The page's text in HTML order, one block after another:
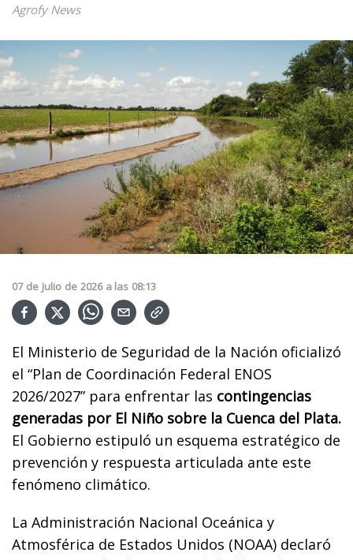
Agrofy News
07 de Julio de 2026 a las 08:13
El Ministerio de Seguridad de la Nación oficializó
el “Plan de Coordinación Federal ENOS
2026/2027” para enfrentar las contingencias
generadas por El Niño sobre la Cuenca del Plata.
El Gobierno estipuló un esquema estratégico de
prevención y respuesta articulada ante este
fenómeno climático.
La Administración Nacional Oceánica y
Atmosférica de Estados Unidos (NOAA) declaró